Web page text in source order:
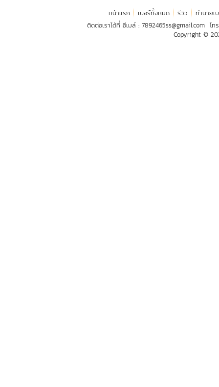
หน้าแรก เบอร์ทั้งหมด รีวิว
ทำนายเ
ติดต่อเราได้ที่ อีเมล์ : 7892465ss@gmail.com โท
Copyright ©